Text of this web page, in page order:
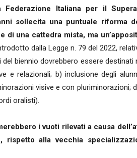
Federazione Italiana per il
sollecita una puntuale riforma
di una cattedra mista, ma
dalla Legge n. 79 del 2022,
biennio dovrebbero essere
e relazionali; b) inclusione degli
visive e con pluriminorazioni;
oralisti).
i vuoti rilevati a causa
rispetto alla vecchia